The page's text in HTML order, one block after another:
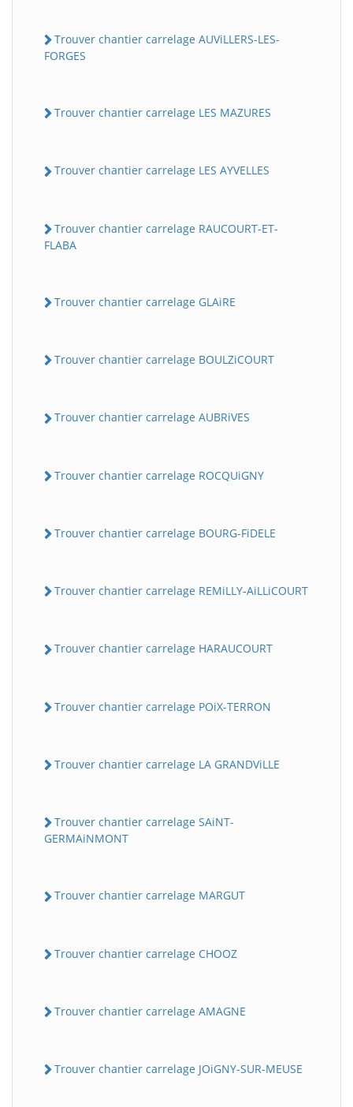
Trouver chantier carrelage AUViLLERS-LES-
FORGES
Trouver chantier carrelage LES MAZURES
Trouver chantier carrelage LES AYVELLES
Trouver chantier carrelage RAUCOURT-ET-
FLABA
Trouver chantier carrelage GLAiRE
Trouver chantier carrelage BOULZiCOURT
Trouver chantier carrelage AUBRiVES
Trouver chantier carrelage ROCQUiGNY
Trouver chantier carrelage BOURG-FiDELE
Trouver chantier carrelage REMiLLY-AiLLiCOURT
Trouver chantier carrelage HARAUCOURT
Trouver chantier carrelage POiX-TERRON
Trouver chantier carrelage LA GRANDViLLE
Trouver chantier carrelage SAiNT-
GERMAiNMONT
Trouver chantier carrelage MARGUT
Trouver chantier carrelage CHOOZ
Trouver chantier carrelage AMAGNE
Trouver chantier carrelage JOiGNY-SUR-MEUSE